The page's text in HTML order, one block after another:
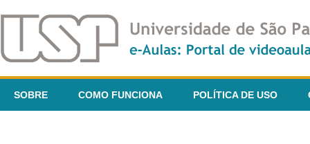
SOBRE COMO FUNCIONA POLÍTICA DE USO